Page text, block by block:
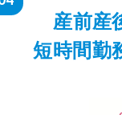
産前産
短時間勤